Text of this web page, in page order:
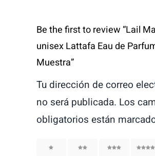
Be the first to review “Lail
unisex Lattafa Eau de
Muestra”
Tu dirección de correo
no será publicada. Los
obligatorios están
2 3 4